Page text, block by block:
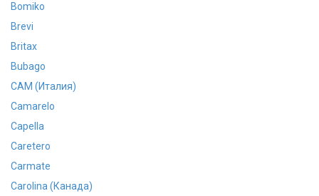
Bomiko
Brevi
Britax
Bubago
CAM (Италия)
Camarelo
Capella
Caretero
Carmate
Carolina (Канада)